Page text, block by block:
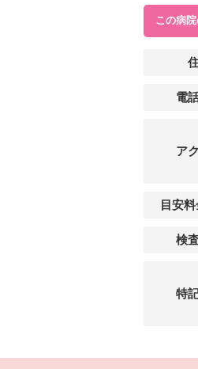
この病
電
ア
目安
検
特